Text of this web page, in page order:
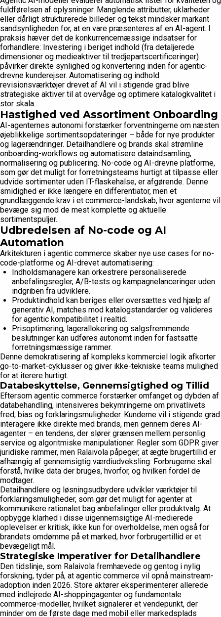
fuldførelsen af oplysninger. Manglende attributter, uklarheder
eller dårligt strukturerede billeder og tekst mindsker markant
sandsynligheden for, at en vare præsenteres af en AI-agent. I
praksis hæver det de konkurrencemæssige indsatser for
forhandlere: Investering i beriget indhold (fra detaljerede
dimensioner og medieaktiver til tredjepartscertificeringer)
påvirker direkte synlighed og konvertering inden for agentic-
drevne kunderejser. Automatisering og indhold
revisionsværktøjer drevet af AI vil i stigende grad blive
strategiske aktiver til at overvåge og optimere katalogkvalitet i
stor skala.
Hastighed ved Assortiment Onboarding
AI-agenternes autonomi forstærker forventningerne om næsten
øjeblikkelige sortimentsopdateringer – både for nye produkter
og lagerændringer. Detailhandlere og brands skal strømline
onboarding-workflows og automatisere dataindsamling,
normalisering og publicering. No-code og AI-drevne platforme,
som gør det muligt for forretningsteams hurtigt at tilpasse eller
udvide sortimenter uden IT-flaskehalse, er afgørende. Denne
smidighed er ikke længere en differentiator, men et
grundlæggende krav i et commerce-landskab, hvor agenterne vil
bevæge sig mod de mest komplette og aktuelle
sortimentspuljer.
Udbredelsen af No-code og AI
Automation
Arkitekturen i agentic commerce skaber nye use cases for no-
code-platforme og AI-drevet automatisering:
Indholdsmanagere kan orkestrere personaliserede
anbefalingsregler, A/B-tests og kampagnelanceringer uden
indgriben fra udviklere.
Produktindhold kan beriges eller oversættes ved hjælp af
generativ AI, matches mod katalogstandarder og valideres
for agentic kompatibilitet i realtid.
Prisoptimering, lagerallokering og salgsfremmende
beslutninger kan udføres autonomt inden for fastsatte
forretningsmæssige rammer.
Denne demokratisering af kompleks kommerciel logik afkorter
go-to-market-cyklusser og giver ikke-tekniske teams mulighed
for at iterere hurtigt.
Databeskyttelse, Gennemsigtighed og Tillid
Eftersom agentic commerce forstærker omfanget og dybden af
databehandling, intensiveres bekymringerne om privatlivets
fred, bias og forklaringsmuligheder. Kunderne vil i stigende grad
interagere ikke direkte med brands, men gennem deres AI-
agenter – en tendens, der slører grænsen mellem personlig
service og algoritmiske manipulationer. Regler som GDPR giver
juridiske rammer, men Ralaivola påpeger, at ægte brugertillid er
afhængig af gennemsigtig værdiudveksling: Forbrugerne skal
forstå, hvilke data der bruges, hvorfor, og hvilken fordel de
modtager.
Detailhandlere og løsningsudbydere udvikler værktøjer til
forklaringsmuligheder, som gør det muligt for agenter at
kommunikere rationalet bag anbefalinger eller produktvalg. At
opbygge klarhed i disse uigennemsigtige AI-medierede
oplevelser er kritisk, ikke kun for overholdelse, men også for
brandets omdømme på et marked, hvor forbrugertillid er et
bevægeligt mål.
Strategiske Imperativer for Detailhandlere
Den tidslinje, som Ralaivola fremhævede og gentog i nylig
forskning, tyder på, at agentic commerce vil opnå mainstream-
adoption inden 2026. Store aktører eksperimenterer allerede
med indlejrede AI-shoppingagenter og fundamentale
commerce-modeller, hvilket signalerer et vendepunkt, der
minder om de første dage med mobil eller markedsplads